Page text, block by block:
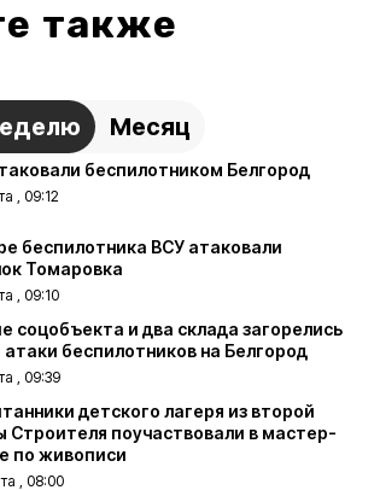
также
Месяц
беспилотником Белгород
, 09:12
беспилотника ВСУ атаковали
Томаровка
, 09:10
соцобъекта и два склада загорелись
атаки беспилотников на Белгород
, 09:39
детского лагеря из второй
Строителя поучаствовали в мастер-
по живописи
, 08:00